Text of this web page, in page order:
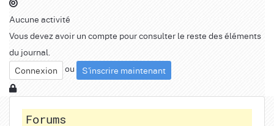
Aucune activité
Vous devez avoir un compte pour consulter le reste des éléments
du journal.
Connexion
ou S'inscrire maintenant
Forums